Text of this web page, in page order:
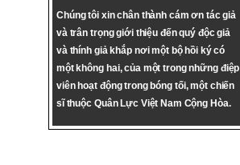
Chúng tôi xin chân thành cám ơn tác giả
và trân trọng giới thiệu đến quý độc giả
và thính giả khắp nơi một bộ hồi ký có
một không hai, của một trong những điệp
viên hoạt động trong bóng tối, một chiến
sĩ thuộc Quân Lực Việt Nam Cộng Hòa.